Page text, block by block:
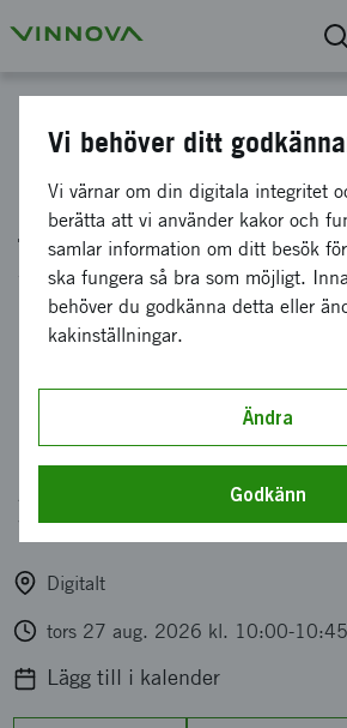
Informationsmöte
formalia: Förstudier i
Water Wise
2026 -
Industrisamverkan
hållbart vatten
Arrangör: Vinnova och
Water Wise Societies
Digitalt
tors 27 aug. 2026 kl. 10:00-10:45
Lägg till i kalender
Vi behöver ditt
Vi värnar om din digitala integritet
berätta att vi använder kakor och
samlar information om ditt besök
ska fungera så bra som möjligt.
behöver du godkänna detta eller
kakinställningar.
Ändra
Godkänn